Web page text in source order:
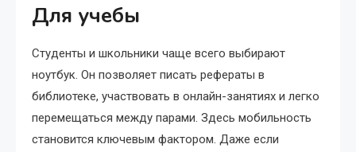
Для учебы
Студенты и школьники чаще всего выбирают
ноутбук. Он позволяет писать рефераты в
библиотеке, участвовать в онлайн-занятиях и легко
перемещаться между парами. Здесь мобильность
становится ключевым фактором. Даже если